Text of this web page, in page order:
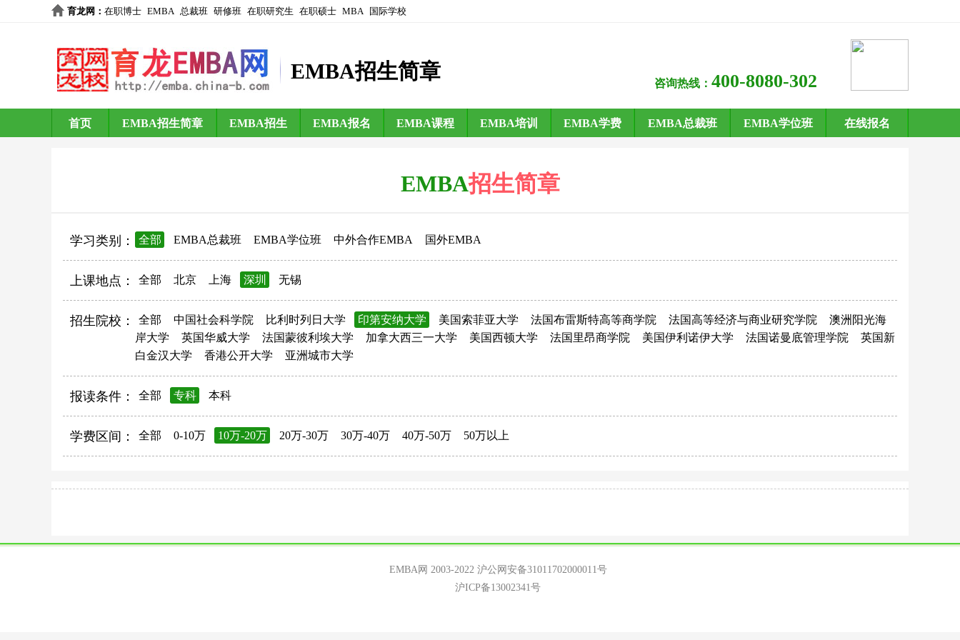
育龙网 ： 在职博士 EMBA 总裁班 研修班 在职研究生 在职硕士 MBA 国际学校
EMBA招生简章
咨询热线： 400-8080-302
首页 EMBA招生简章 EMBA招生 EMBA报名 EMBA课程 EMBA培训 EMBA学费 EMBA总裁班 EMBA学位班 在线报名
EMBA招生简章
学习类别： 全部 EMBA总裁班 EMBA学位班 中外合作EMBA 国外EMBA
上课地点： 全部 北京 上海 深圳 无锡
招生院校： 全部 中国社会科学院 比利时列日大学 印第安纳大学 美国索菲亚大学 法国布雷斯特高等商学院 法国高等经济与商业研究学院
澳洲阳光海
岸大学
英国华威大学 法国蒙彼利埃大学 加拿大西三一大学 美国西顿大学 法国里昂商学院 美国伊利诺伊大学 法国诺曼底管理学院
英国新
白金汉大学
香港公开大学 亚洲城市大学
报读条件： 全部 专科 本科
学费区间： 全部 0-10万 10万-20万 20万-30万 30万-40万 40万-50万 50万以上
EMBA网 2003-2022 沪公网安备31011702000011号
沪ICP备13002341号